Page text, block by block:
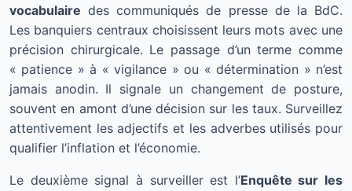
vocabulaire des communiqués de presse de la BdC.
Les banquiers centraux choisissent leurs mots avec une
précision chirurgicale. Le passage d’un terme comme
« patience » à « vigilance » ou « détermination » n’est
jamais anodin. Il signale un changement de posture,
souvent en amont d’une décision sur les taux. Surveillez
attentivement les adjectifs et les adverbes utilisés pour
qualifier l’inflation et l’économie.
Le deuxième signal à surveiller est l’Enquête sur les